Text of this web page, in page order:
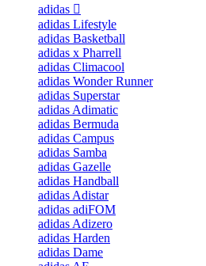
adidas
adidas Lifestyle
adidas Basketball
adidas x Pharrell
adidas Climacool
adidas Wonder Runner
adidas Superstar
adidas Adimatic
adidas Bermuda
adidas Campus
adidas Samba
adidas Gazelle
adidas Handball
adidas Adistar
adidas adiFOM
adidas Adizero
adidas Harden
adidas Dame